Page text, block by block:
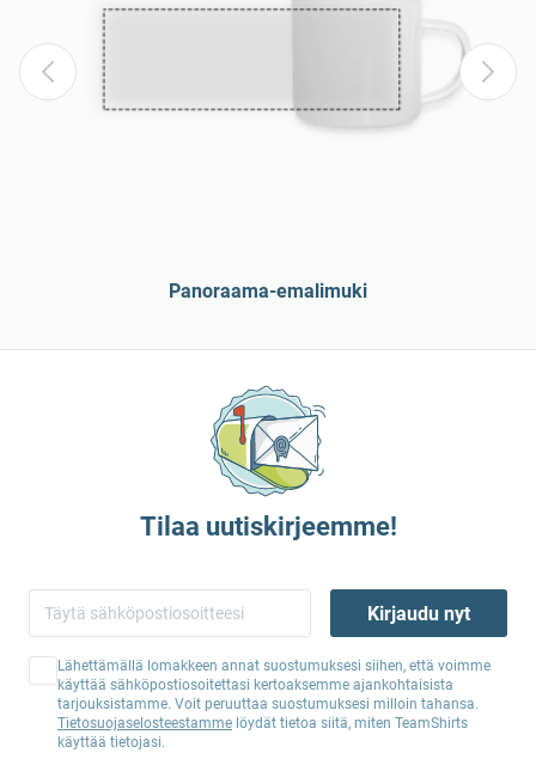
Panoraama-emalimuki
Tilaa uutiskirjeemme!
Kirjaudu nyt
Lähettämällä lomakkeen annat suostumuksesi siihen, että voimme
käyttää sähköpostiosoitettasi kertoaksemme ajankohtaisista
tarjouksistamme. Voit peruuttaa suostumuksesi milloin tahansa.
Tietosuojaselosteestamme löydät tietoa siitä, miten TeamShirts
käyttää tietojasi.